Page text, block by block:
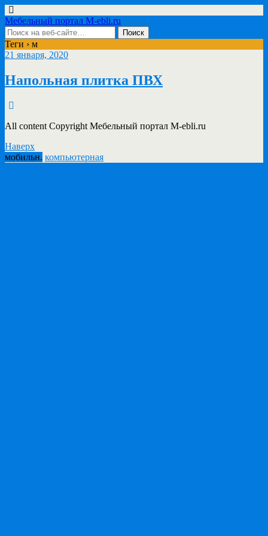
Мебельный портал M-ebli.ru
Теги › м
21 января, 2020
Напольная плитка ПВХ
All content Copyright Мебельный портал M-ebli.ru
Наверх
мобильн. компьютерная